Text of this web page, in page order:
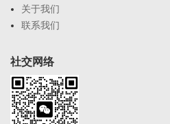
关于我们
联系我们
社交网络